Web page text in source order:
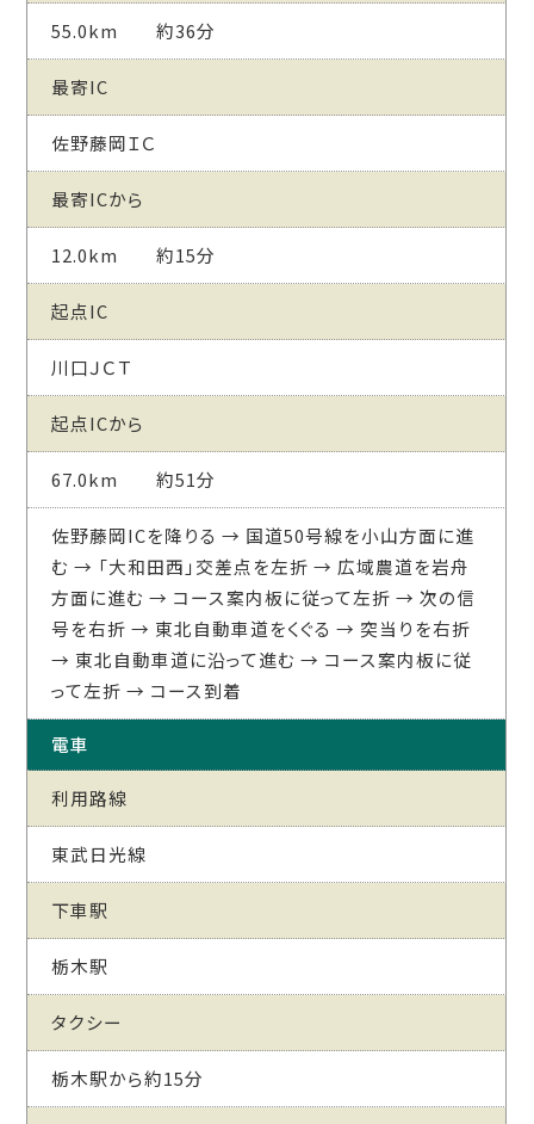
55.0km 約36分
最寄IC
佐野藤岡ＩＣ
最寄ICから
12.0km 約15分
起点IC
川口ＪＣＴ
起点ICから
67.0km 約51分
佐野藤岡ICを降りる → 国道50号線を小山方面に進
む → 「大和田西」交差点を左折 → 広域農道を岩舟
方面に進む → コース案内板に従って左折 → 次の信
号を右折 → 東北自動車道をくぐる → 突当りを右折
→ 東北自動車道に沿って進む → コース案内板に従
って左折 → コース到着
電車
利用路線
東武日光線
下車駅
栃木駅
タクシー
栃木駅から約15分